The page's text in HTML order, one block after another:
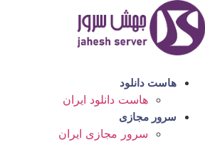
پرش
به
محتوا
هاست دانلود
هاست دانلود ایران
سرور مجازی
سرور مجازی ایران